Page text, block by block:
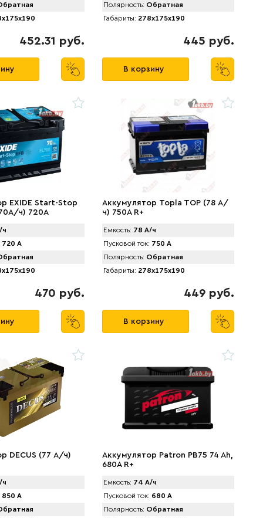
452.31 руб.
Полярность: Обратная
Габариты: 278x175x190
445 руб.
В корзину
EXIDE Start-Stop
ч) 720A
720 А
470 руб.
Аккумулятор Topla TOP (78 А/
ч) 750А R+
Емкость: 78 А/ч
Пусковой ток: 750 А
Полярность: Обратная
Габариты: 278x175x190
449 руб.
В корзину
DECUS (77 А/ч)
850 А
Аккумулятор Patron PB75 74 Ah,
680A R+
Емкость: 74 А/ч
Пусковой ток: 680 А
Полярность: Обратная